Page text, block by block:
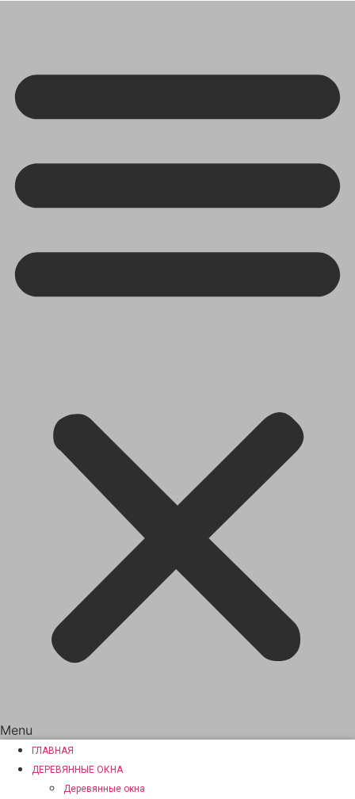
Menu
ГЛАВНАЯ
ДЕРЕВЯННЫЕ ОКНА
Деревянные окна